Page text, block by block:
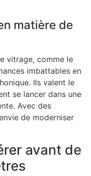
matière de
vitrage, comme le
imbattables en
Ils valent le
se lancer dans une
Avec des
de moderniser
avant de